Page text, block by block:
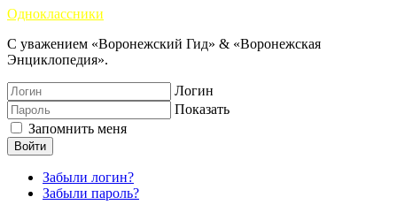
Одноклассники
С уважением «Воронежский Гид» & «Воронежская
Энциклопедия».
Логин
Показать
Запомнить меня
Войти
Забыли логин?
Забыли пароль?